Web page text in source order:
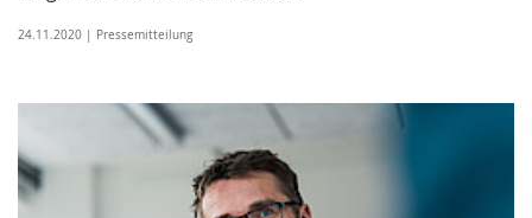
24.11.2020 | Pressemitteilung